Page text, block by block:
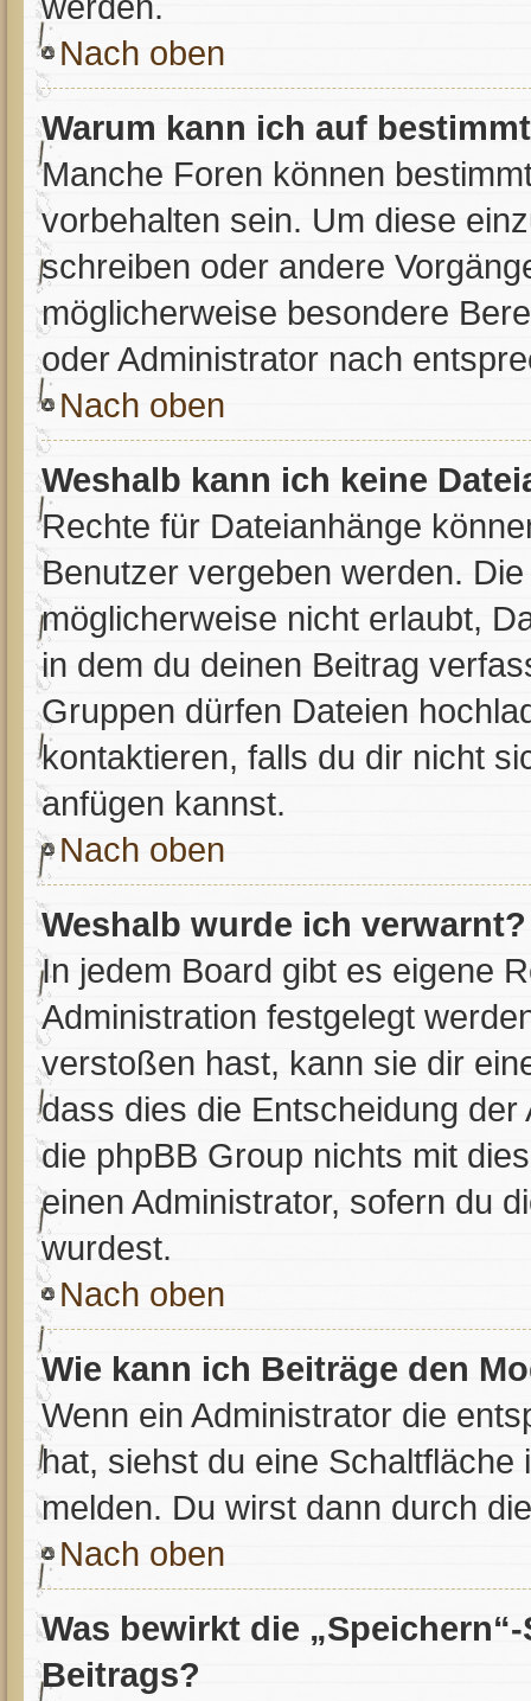
Nach oben
Warum kann ich auf
Manche Foren können
vorbehalten sein. Um diese
schreiben oder andere
möglicherweise besondere
oder Administrator nach
Nach oben
Weshalb kann ich keine
Rechte für Dateianhänge
Benutzer vergeben werden.
möglicherweise nicht erlaubt,
in dem du deinen Beitrag
Gruppen dürfen Dateien
kontaktieren, falls du dir nicht
anfügen kannst.
Nach oben
Weshalb wurde ich verwarnt?
In jedem Board gibt es eigene
Administration festgelegt
verstoßen hast, kann sie dir
dass dies die Entscheidung
die phpBB Group nichts mit
einen Administrator, sofern du
wurdest.
Nach oben
Wie kann ich Beiträge den
Wenn ein Administrator die
hat, siehst du eine
melden. Du wirst dann durch
Nach oben
Was bewirkt die
Beitrags?